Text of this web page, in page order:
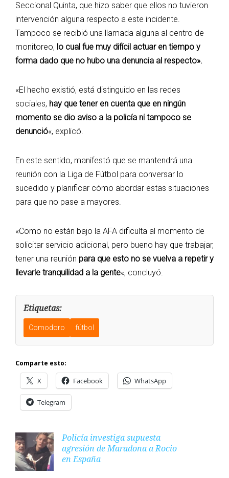
Seccional Quinta, que hizo saber que ellos no tuvieron
intervención alguna respecto a este incidente.
Tampoco se recibió una llamada alguna al centro de
monitoreo, lo cual fue muy difícil actuar en tiempo y
forma dado que no hubo una denuncia al respecto».
«El hecho existió, está distinguido en las redes
sociales, hay que tener en cuenta que en ningún
momento se dio aviso a la policía ni tampoco se
denunció«, explicó.
En este sentido, manifestó que se mantendrá una
reunión con la Liga de Fútbol para conversar lo
sucedido y planificar cómo abordar estas situaciones
para que no pase a mayores.
«Como no están bajo la AFA dificulta al momento de
solicitar servicio adicional, pero bueno hay que trabajar,
tener una reunión para que esto no se vuelva a repetir y
llevarle tranquilidad a la gente«, concluyó.
Etiquetas:
Comodoro fútbol
Comparte esto:
X Facebook WhatsApp
Telegram
Policía investiga supuesta
agresión de Maradona a Rocio
en España